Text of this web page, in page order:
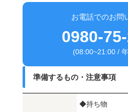
お電話でのお問
0980-
(08:00~21:00 /
準備するもの・注意事項
◆持ち物